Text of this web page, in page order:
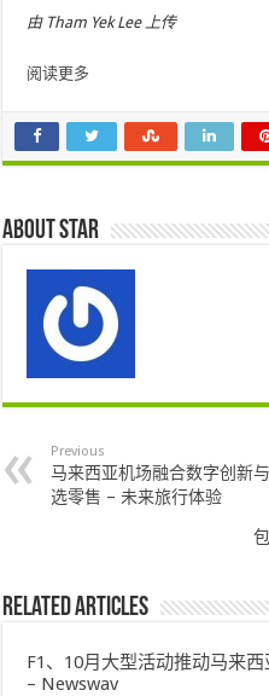
由 Tham Yek Lee 上传
阅读更多
About star
Previous
马来西亚机场融合数字创新
选零售 – 未来旅行体验
Related Articles
F1、10月大型活动推动马来
– Newswav